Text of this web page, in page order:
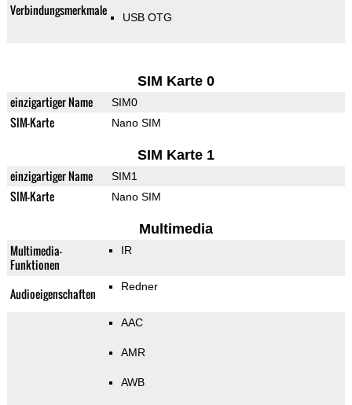
Verbindungsmerkmale USB OTG
SIM Karte 0
einzigartiger Name SIM0
SIM-Karte Nano SIM
SIM Karte 1
einzigartiger Name SIM1
SIM-Karte Nano SIM
Multimedia
Multimedia-
Funktionen
IR
Audioeigenschaften Redner
AAC
AMR
AWB